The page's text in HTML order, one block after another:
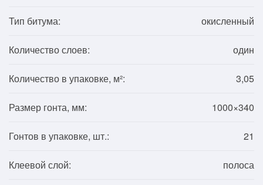
Тип битума: окисленный
Количество слоев: один
Количество в упаковке, м²: 3,05
Размер гонта, мм: 1000×340
Гонтов в упаковке, шт.: 21
Клеевой слой: полоса